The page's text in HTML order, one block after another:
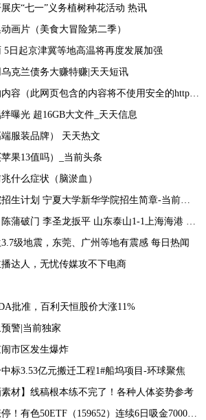
庆“七一”义务植树种花活动 热讯
画片（美食大冒险第二季）
5日起京津冀等地高温将再度发展加强
克兰债务大赚特赚|天天短讯
安全警告此网页包含的内容（此网页包含的内容将不使用安全的https）_焦点速讯
曝光 超16GB大文件_天天信息
服装品牌） 天天热文
果13值吗）_当前头条
什么症状（脑淤血）
2023宁夏大学新华学院招生计划 宁夏大学新华学院招生简章-当前时讯
环球速看：势均力敌！陈蒲破门 李圣龙扳平 山东泰山1-1上海海港 裁判业余
级地震，东莞、广州等地有震感 每日热闻
达人，无忧传媒攻不下电商
批准，百利天恒股价大涨11%
警|当前独家
市区发生爆炸
标3.53亿元搬迁工程1#船坞项目-环球聚焦
素材】线稿根本练不完了！各种人体姿势参考
有色狂飙，华峰铝业涨停！有色50ETF（159652）连续6日吸金7000万！机构：加息末端，金属周期有望复苏！ -环球播资讯